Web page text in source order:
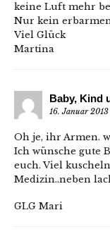
keine Luft mehr
Nur kein
Viel Glück
Martina
Baby, Kind
16. Januar 2013
Oh je, ihr Armen.
Ich wünsche gute
euch. Viel
Medizin..neben
GLG Mari